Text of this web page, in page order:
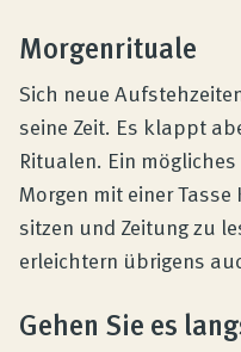
Morgenrituale
Sich neue
seine Zeit. Es klappt
Ritualen. Ein
Morgen mit einer
sitzen und Zeitung zu
erleichtern übrigens
Gehen Sie es